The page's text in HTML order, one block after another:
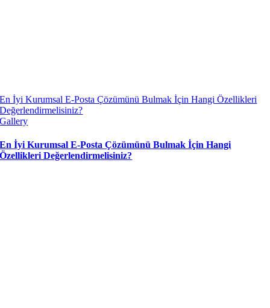
En İyi Kurumsal E-Posta Çözümünü Bulmak İçin Hangi Özellikleri
Değerlendirmelisiniz?
Gallery
En İyi Kurumsal E-Posta Çözümünü Bulmak İçin Hangi
Özellikleri Değerlendirmelisiniz?